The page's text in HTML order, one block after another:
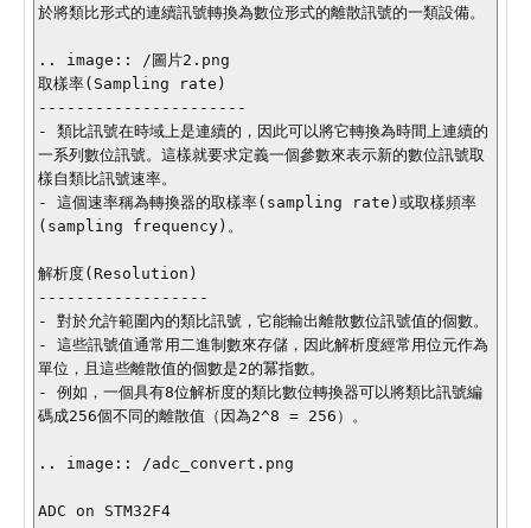
於將類比形式的連續訊號轉換為數位形式的離散訊號的一類設備。
.. image:: /圖片2.png
取樣率(Sampling rate)
----------------------
- 類比訊號在時域上是連續的，因此可以將它轉換為時間上連續的
一系列數位訊號。這樣就要求定義一個參數來表示新的數位訊號取
樣自類比訊號速率。
- 這個速率稱為轉換器的取樣率(sampling rate)或取樣頻率
(sampling frequency)。
解析度(Resolution)
------------------
- 對於允許範圍內的類比訊號，它能輸出離散數位訊號值的個數。
- 這些訊號值通常用二進制數來存儲，因此解析度經常用位元作為
單位，且這些離散值的個數是2的冪指數。
- 例如，一個具有8位解析度的類比數位轉換器可以將類比訊號編
碼成256個不同的離散值（因為2^8 = 256）。
.. image:: /adc_convert.png
ADC on STM32F4